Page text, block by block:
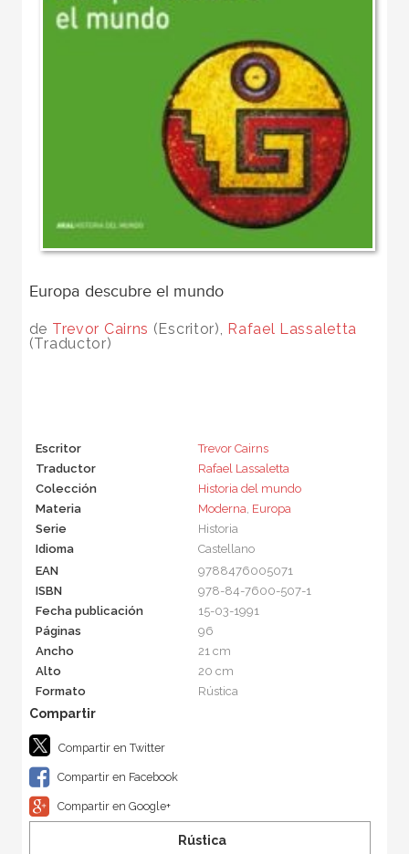
Europa descubre el mundo
de Trevor Cairns (Escritor), Rafael Lassaletta
(Traductor)
Escritor
Trevor Cairns
Traductor
Rafael Lassaletta
Colección
Historia del mundo
Materia
Moderna, Europa
Serie
Historia
Idioma
Castellano
EAN
9788476005071
ISBN
978-84-7600-507-1
Fecha publicación
15-03-1991
Páginas
96
Ancho
21 cm
Alto
20 cm
Formato
Rústica
Compartir en Twitter
Compartir en Facebook
Compartir en Google+
Rústica